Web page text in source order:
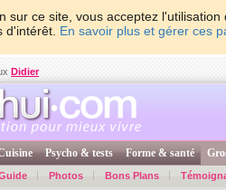
sur ce site, vous acceptez
d'intérêt. En savoir plus et gérer ces
Didier
Psycho & tests Forme & santé
Photos Bons Plans